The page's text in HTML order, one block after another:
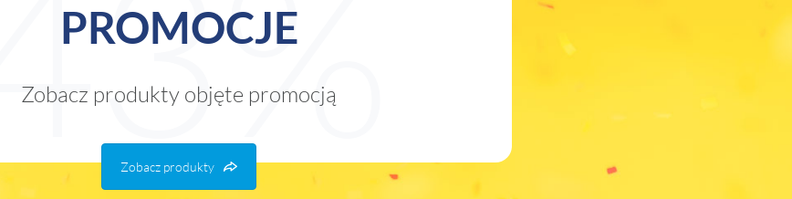
PROMOCJE
Zobacz produkty objęte promocją
Zobacz produkty